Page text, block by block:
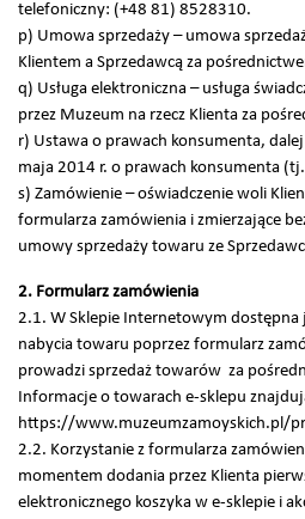
telefoniczny: (+48 81) 8528310.
p) Umowa sprzedaży – umowa
Klientem a Sprzedawcą za
q) Usługa elektroniczna – usługa
przez Muzeum na rzecz Klienta za
r) Ustawa o prawach konsumenta,
maja 2014 r. o prawach konsumenta
s) Zamówienie – oświadczenie woli
formularza zamówienia i zmierzające
umowy sprzedaży towaru ze
2. Formularz zamówienia
2.1. W Sklepie Internetowym dostępna
nabycia towaru poprzez formularz
prowadzi sprzedaż towarów za
Informacje o towarach e-sklepu
https://www.muzeumzamoyskich.pl/
2.2. Korzystanie z formularza
momentem dodania przez Klienta
elektronicznego koszyka w e-sklepie i